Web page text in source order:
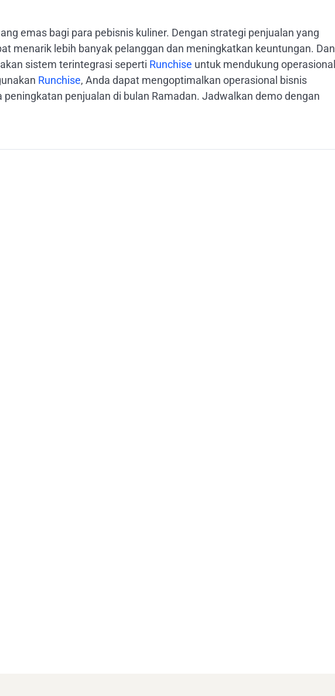
emas bagi para pebisnis kuliner. Dengan strategi penjualan yang
menarik lebih banyak pelanggan dan meningkatkan keuntungan. Dan
sistem terintegrasi seperti Runchise untuk mendukung operasional
Runchise, Anda dapat mengoptimalkan operasional bisnis
peningkatan penjualan di bulan Ramadan. Jadwalkan demo dengan